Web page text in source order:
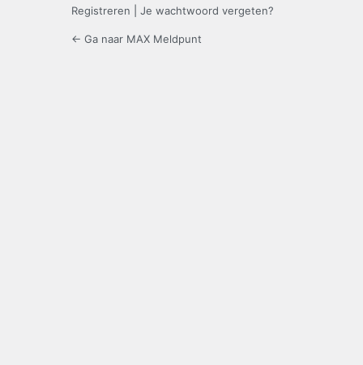
Registreren Je wachtwoord vergeten?
← Ga naar MAX Meldpunt